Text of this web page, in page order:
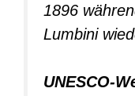
1896
Lumbini
UNESCO-